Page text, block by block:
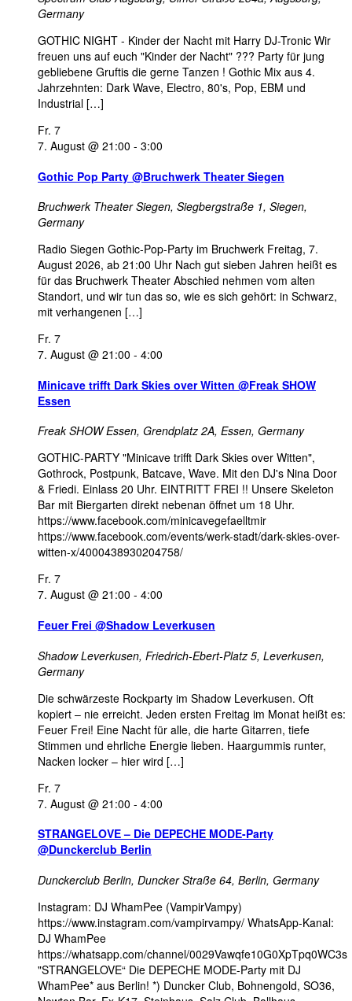
Germany
GOTHIC NIGHT - Kinder der Nacht mit Harry DJ-Tronic Wir
freuen uns auf euch "Kinder der Nacht" ??? Party für jung
gebliebene Gruftis die gerne Tanzen ! Gothic Mix aus 4.
Jahrzehnten: Dark Wave, Electro, 80's, Pop, EBM und
Industrial […]
Fr. 7
7. August @ 21:00 - 3:00
Gothic Pop Party @Bruchwerk Theater Siegen
Bruchwerk Theater Siegen, Siegbergstraße 1, Siegen,
Germany
Radio Siegen Gothic-Pop-Party im Bruchwerk Freitag, 7.
August 2026, ab 21:00 Uhr Nach gut sieben Jahren heißt es
für das Bruchwerk Theater Abschied nehmen vom alten
Standort, und wir tun das so, wie es sich gehört: in Schwarz,
mit verhangenen […]
Fr. 7
7. August @ 21:00 - 4:00
Minicave trifft Dark Skies over Witten @Freak SHOW
Essen
Freak SHOW Essen, Grendplatz 2A, Essen, Germany
GOTHIC-PARTY "Minicave trifft Dark Skies over Witten",
Gothrock, Postpunk, Batcave, Wave. Mit den DJ's Nina Door
& Friedi. Einlass 20 Uhr. EINTRITT FREI !! Unsere Skeleton
Bar mit Biergarten direkt nebenan öffnet um 18 Uhr.
https://www.facebook.com/minicavegefaelltmir
https://www.facebook.com/events/werk-stadt/dark-skies-over-
witten-x/4000438930204758/
Fr. 7
7. August @ 21:00 - 4:00
Feuer Frei @Shadow Leverkusen
Shadow Leverkusen, Friedrich-Ebert-Platz 5, Leverkusen,
Germany
Die schwärzeste Rockparty im Shadow Leverkusen. Oft
kopiert – nie erreicht. Jeden ersten Freitag im Monat heißt es:
Feuer Frei! Eine Nacht für alle, die harte Gitarren, tiefe
Stimmen und ehrliche Energie lieben. Haargummis runter,
Nacken locker – hier wird […]
Fr. 7
7. August @ 21:00 - 4:00
STRANGELOVE – Die DEPECHE MODE-Party
@Dunckerclub Berlin
Dunckerclub Berlin, Duncker Straße 64, Berlin, Germany
Instagram: DJ WhamPee (VampirVampy)
https://www.instagram.com/vampirvampy/ WhatsApp-Kanal:
DJ WhamPee
https://whatsapp.com/channel/0029Vawqfe10G0XpTpq0WC3s
"STRANGELOVE“ Die DEPECHE MODE-Party mit DJ
WhamPee* aus Berlin! *) Duncker Club, Bohnengold, SO36,